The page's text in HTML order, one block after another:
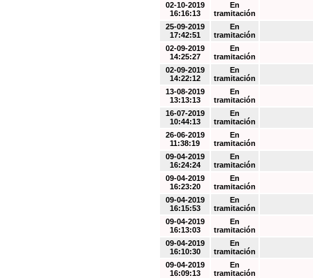
02-10-2019
16:16:13
En
tramitación
25-09-2019
17:42:51
En
tramitación
02-09-2019
14:25:27
En
tramitación
02-09-2019
14:22:12
En
tramitación
13-08-2019
13:13:13
En
tramitación
16-07-2019
10:44:13
En
tramitación
26-06-2019
11:38:19
En
tramitación
09-04-2019
16:24:24
En
tramitación
09-04-2019
16:23:20
En
tramitación
09-04-2019
16:15:53
En
tramitación
09-04-2019
16:13:03
En
tramitación
09-04-2019
16:10:30
En
tramitación
09-04-2019
16:09:13
En
tramitación